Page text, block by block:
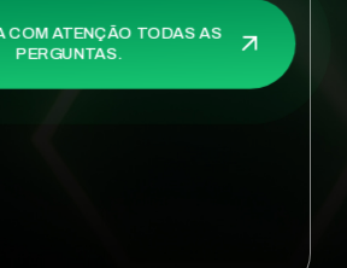
COM ATENÇÃO TODAS AS
PERGUNTAS.